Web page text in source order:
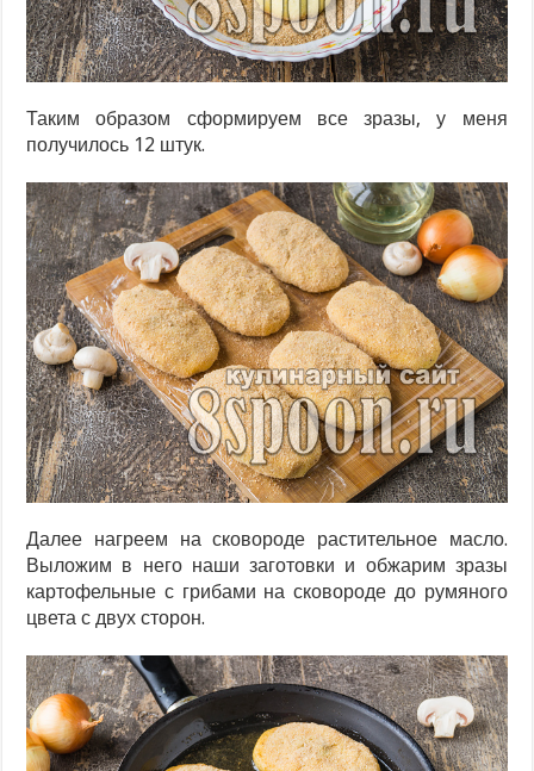
Таким образом сформируем все зразы, у меня
получилось 12 штук.
Далее нагреем на сковороде растительное масло.
Выложим в него наши заготовки и обжарим зразы
картофельные с грибами на сковороде до румяного
цвета с двух сторон.